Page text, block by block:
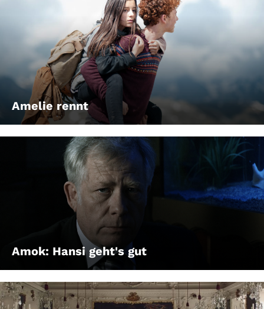
Amelie rennt
Amok: Hansi geht's gut